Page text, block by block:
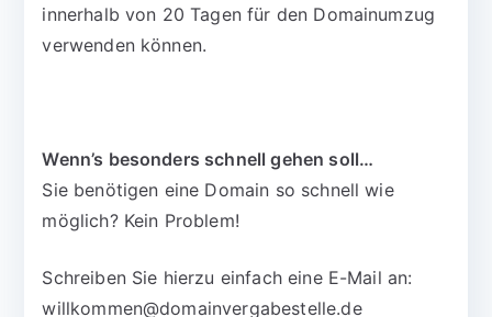
innerhalb von 20 Tagen für den Domainumzug
verwenden können.
Wenn’s besonders schnell gehen soll…
Sie benötigen eine Domain so schnell wie
möglich? Kein Problem!
Schreiben Sie hierzu einfach eine E-Mail an:
willkommen@domainvergabestelle.de